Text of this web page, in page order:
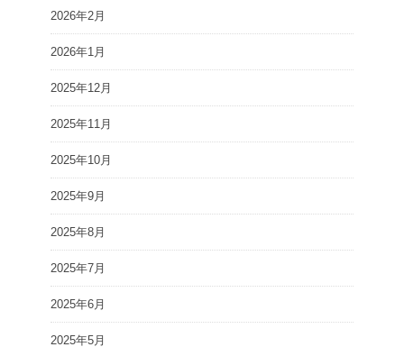
2026年2月
2026年1月
2025年12月
2025年11月
2025年10月
2025年9月
2025年8月
2025年7月
2025年6月
2025年5月